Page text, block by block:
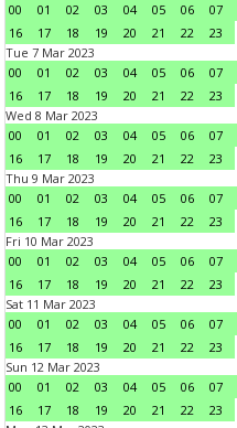
00
01 02 03 04 05 06 07
16
17 18 19 20 21 22
23
Tue 7 Mar 2023
00
01 02 03 04 05 06 07
16
17 18 19 20 21 22
23
Wed 8 Mar 2023
00
01 02 03 04 05 06 07
16
17 18 19 20 21 22
23
Thu 9 Mar 2023
00
01 02 03 04 05 06 07
16
17 18 19 20 21 22
23
Fri 10 Mar 2023
00
01 02 03 04 05 06 07
16
17 18 19 20 21 22
23
Sat 11 Mar 2023
00
01 02 03 04 05 06 07
16
17 18 19 20 21 22
23
Sun 12 Mar 2023
00
01 02 03 04 05 06 07
16
17 18 19 20 21 22
23